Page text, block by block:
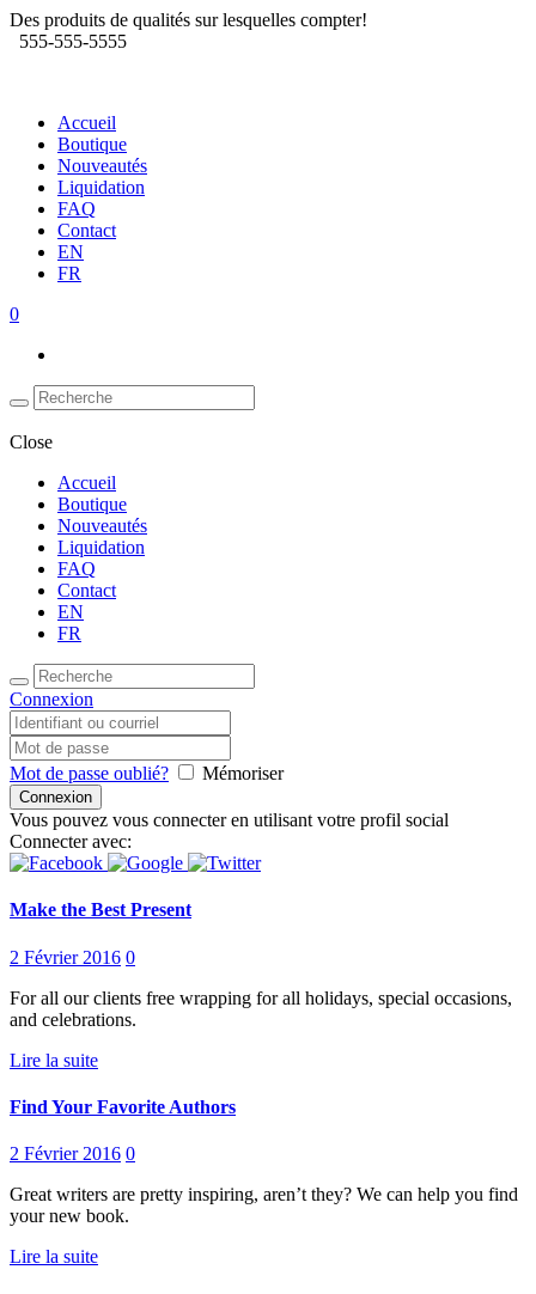
Des produits de qualités sur lesquelles compter!
555-555-5555
Accueil
Boutique
Nouveautés
Liquidation
FAQ
Contact
EN
FR
0
Close
Accueil
Boutique
Nouveautés
Liquidation
FAQ
Contact
EN
FR
Connexion
Mot de passe oublié? Mémoriser
Vous pouvez vous connecter en utilisant votre profil social
Connecter avec:
Make the Best Present
2 Février 2016 0
For all our clients free wrapping for all holidays, special occasions,
and celebrations.
Lire la suite
Find Your Favorite Authors
2 Février 2016 0
Great writers are pretty inspiring, aren’t they? We can help you find
your new book.
Lire la suite